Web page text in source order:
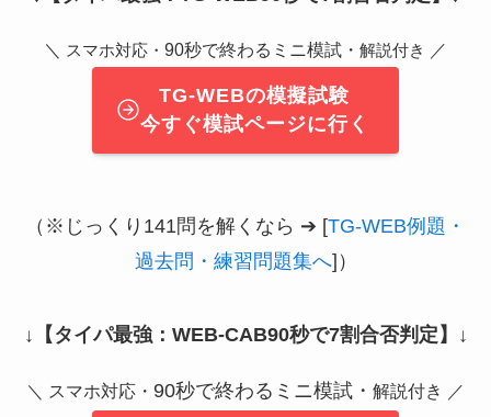
＼ スマホ対応・ 90秒で終わるミニ模試・ 解説付き ／
TG-WEBの模擬試験
今すぐ模試ページに行く
（※じっくり141問を解くなら ➔ [TG-WEB例題・
過去問・練習問題集へ]）
↓ 【タイパ最強：WEB-CAB90秒で7割合否判定】 ↓
＼ スマホ対応・ 90秒で終わるミニ模試・ 解説付き ／